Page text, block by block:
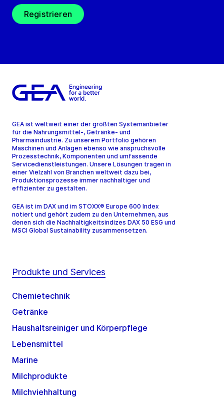
Registrieren
GEA ist weltweit einer der größten Systemanbieter
für die Nahrungsmittel-, Getränke- und
Pharmaindustrie. Zu unserem Portfolio gehören
Maschinen und Anlagen ebenso wie anspruchsvolle
Prozesstechnik, Komponenten und umfassende
Servicedienstleistungen. Unsere Lösungen tragen in
einer Vielzahl von Branchen weltweit dazu bei,
Produktionsprozesse immer nachhaltiger und
effizienter zu gestalten.
GEA ist im DAX und im STOXX® Europe 600 Index
notiert und gehört zudem zu den Unternehmen, aus
denen sich die Nachhaltigkeitsindizes DAX 50 ESG und
MSCI Global Sustainability zusammensetzen.
Produkte und Services
Chemietechnik
Getränke
Haushaltsreiniger und Körperpflege
Lebensmittel
Marine
Milchprodukte
Milchviehhaltung